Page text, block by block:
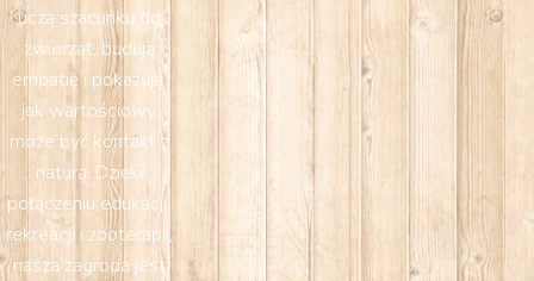
uczą szacunku do
zwierząt, budują
empatię i pokazują,
jak wartościowy
może być kontakt z
naturą. Dzięki
połączeniu edukacji,
rekreacji i zooterapii,
nasza zagroda jest